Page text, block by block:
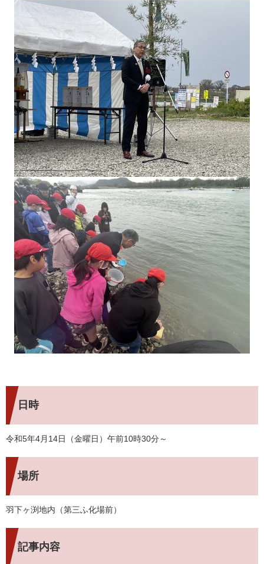
日時
令和5年4月14日（金曜日）午前10時30分～
場所
羽下ヶ渕地内（第三ふ化場前）
記事内容